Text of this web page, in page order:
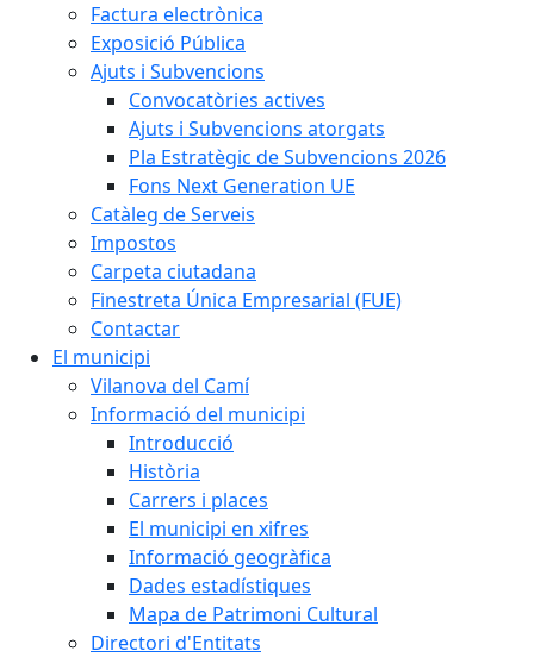
Factura electrònica
Exposició Pública
Ajuts i Subvencions
Convocatòries actives
Ajuts i Subvencions atorgats
Pla Estratègic de Subvencions 2026
Fons Next Generation UE
Catàleg de Serveis
Impostos
Carpeta ciutadana
Finestreta Única Empresarial (FUE)
Contactar
El municipi
Vilanova del Camí
Informació del municipi
Introducció
Història
Carrers i places
El municipi en xifres
Informació geogràfica
Dades estadístiques
Mapa de Patrimoni Cultural
Directori d'Entitats